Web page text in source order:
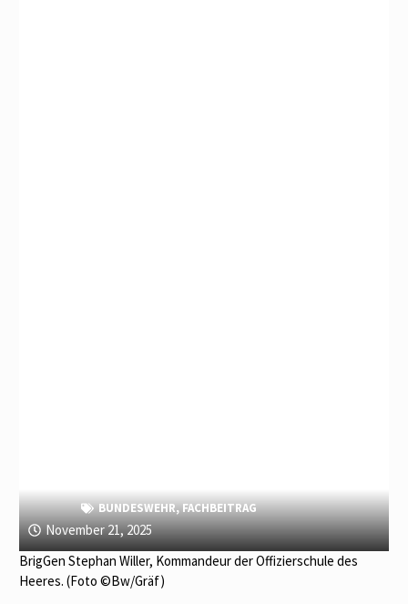
BUNDESWEHR,FACHBEITRAG
November 21, 2025
BrigGen Stephan Willer, Kommandeur der Offizierschule des
Heeres. (Foto ©Bw/Gräf)